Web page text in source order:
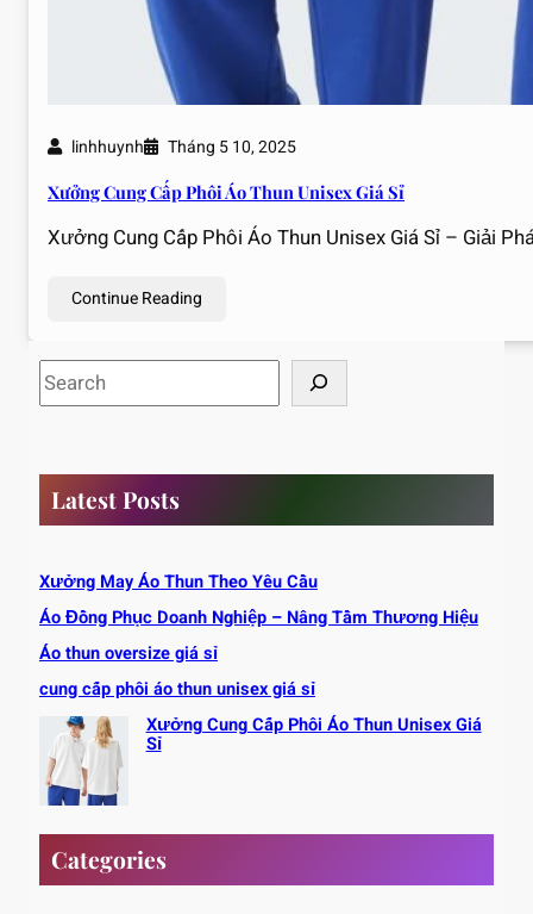
linhhuynh Tháng 5 10, 2025
Xưởng Cung Cấp Phôi Áo Thun Unisex Giá Sỉ
Xưởng Cung Cấp Phôi Áo Thun Unisex Giá Sỉ – Giải
Continue Reading
S
e
h
Latest Posts
Xưởng May Áo Thun Theo Yêu Cầu
Áo Đồng Phục Doanh Nghiệp – Nâng Tầm Thương Hiệu
Áo thun oversize giá sỉ
cung cấp phôi áo thun unisex giá sỉ
Xưởng Cung Cấp Phôi Áo Thun Unisex Giá
Sỉ
Categories